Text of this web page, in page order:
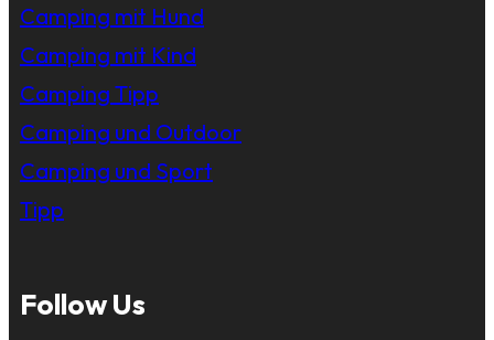
Camping mit Hund
Camping mit Kind
Camping Tipp
Camping und Outdoor
Camping und Sport
Tipp
Follow Us